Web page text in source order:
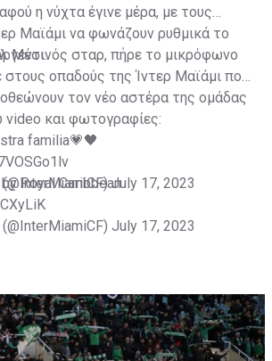
η νύχτα έγινε μέρα, με τους
Μαϊάμι να φωνάζουν ρυθμικά το
Μέσι.
σταρ, πήρε το μικρόφωνο
στους οπαδούς της Ίντερ Μαϊάμι που
τον νέο αστέρα της ομάδας
και φωτογραφίες:
familia💗🖤
July 17, 2023
Royal Caribbean
July 17, 2023